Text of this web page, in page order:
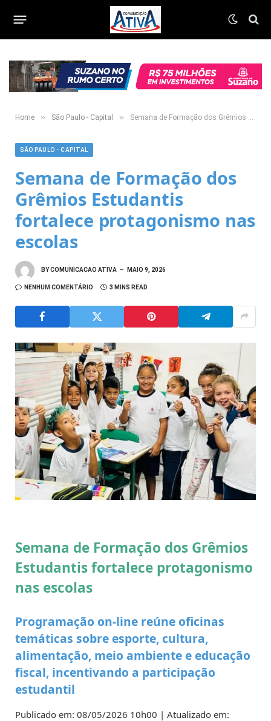
Home » São Paulo - Capital » Semana de Formação dos Grêmios Estudantis fortalece protagonismo nas escolas
SÃO PAULO - CAPITAL
Semana de Formação dos
Grêmios Estudantis
fortalece protagonismo nas
escolas
BYCOMUNICACAO ATIVA MAIO 9, 2026
NENHUM COMENTÁRIO 3 MINS READ
Semana de Formação dos Grêmios
Estudantis fortalece protagonismo
nas escolas
Programação on-line reúne oficinas
temáticas sobre esporte, cultura,
alimentação, meio ambiente e educação
fiscal, incentivando a participação
estudantil
Publicado em: 08/05/2026 10h00 | Atualizado em: